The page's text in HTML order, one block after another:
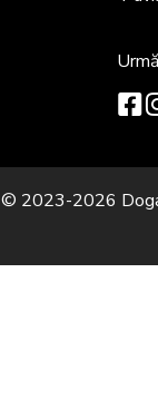
© 2023-2026